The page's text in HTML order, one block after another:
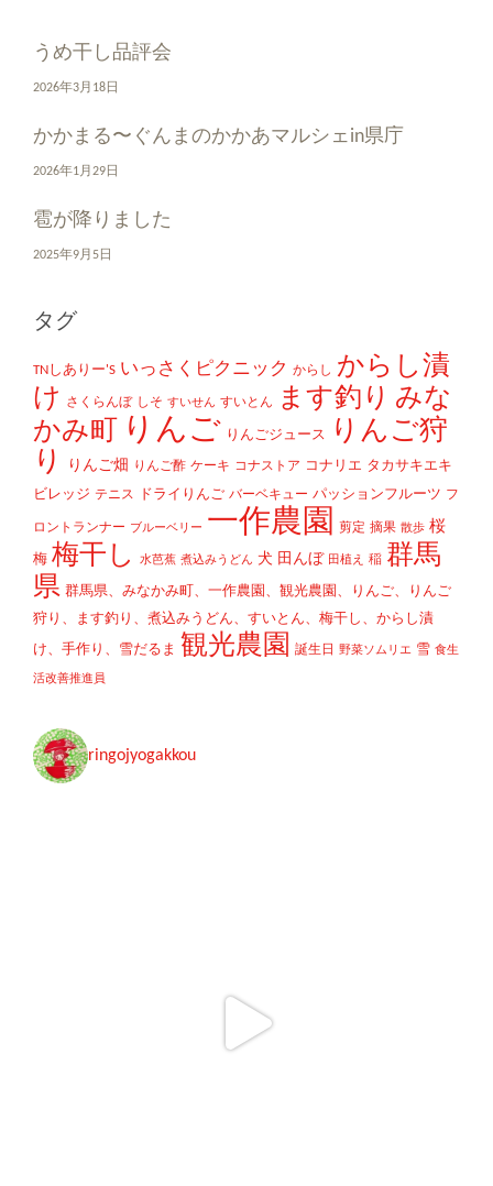
うめ干し品評会
2026年3月18日
かかまる〜ぐんまのかかあマルシェin県庁
2026年1月29日
雹が降りました
2025年9月5日
タグ
TNしありー'S いっさくピクニック からし からし漬
け
さくらんぼ しそ すいせん すいとん ます釣り みな
かみ町
りんご りんごジュース
りんご狩
り
りんご畑 りんご酢 ケーキ コナストア コナリエ タカサキエキ
ビレッジ テニス ドライりんご バーベキュー パッションフルーツ フ
ロントランナー ブルーベリー 一作農園 剪定 摘果 散歩 桜
梅 梅干し 水芭蕉 煮込みうどん 犬 田んぼ 田植え 稲 群馬
県 群馬県、みなかみ町、一作農園、観光農園、りんご、りんご
狩り、ます釣り、煮込みうどん、すいとん、梅干し、からし漬
け、手作り、雪だるま 観光農園 誕生日 野菜ソムリエ 雪 食生
活改善推進員
ringojyogakkou